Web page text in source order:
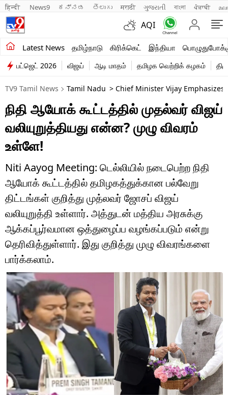
हिन्दी News9 ಕನ್ನಡ తెలుగు मराठी ગુજરાતી বাংলা ਪੰਜਾਬੀ
AQI
Latest News தமிழ்நாடு கிரிக்கெட் இந்தியா
சமீபத்திய செய்திகள்
தமிழ்நாடு
இந்தியா
உலகம்
விளையாட்டு
பொழுதுபோக்கு
லைஃப்ஸ்டைல்
வணிகம்
டெக்னாலஜி
ஆன்மீகம்
வைரல்
ஹெஃல்த்
ஷார்ட் வீடியோஸ்
வலை கதைகள்
போட்டோ கேலரி
பட்ஜெட் 2026 விஜய் ஆடி மாதம் தமிழக வெற்றிக் கழகம்
TV9 Tamil News Tamil Nadu > Chief Minister Vijay
நிதி ஆயோக் கூட்டத்தில் முதல்வர் விஜய்
வலியுறுத்தியது என்ன? முழு விவரம்
உள்ளே!
Niti Aayog Meeting: டெல்லியில் நடைபெற்ற நிதி
ஆயோக் கூட்டத்தில் தமிழகத்துக்கான பல்வேறு
திட்டங்கள் குறித்து முத்லவர் ஜோசப் விஜய்
வலியுறுத்தி உள்ளார். அத்துடன் மத்திய அரசுக்கு
ஆக்கப்பூர்வமான ஒத்துழைப்ப வழங்கப்படும் என்று
தெரிவித்துள்ளார். இது குறித்து முழு விவரங்களை
பார்க்கலாம்.